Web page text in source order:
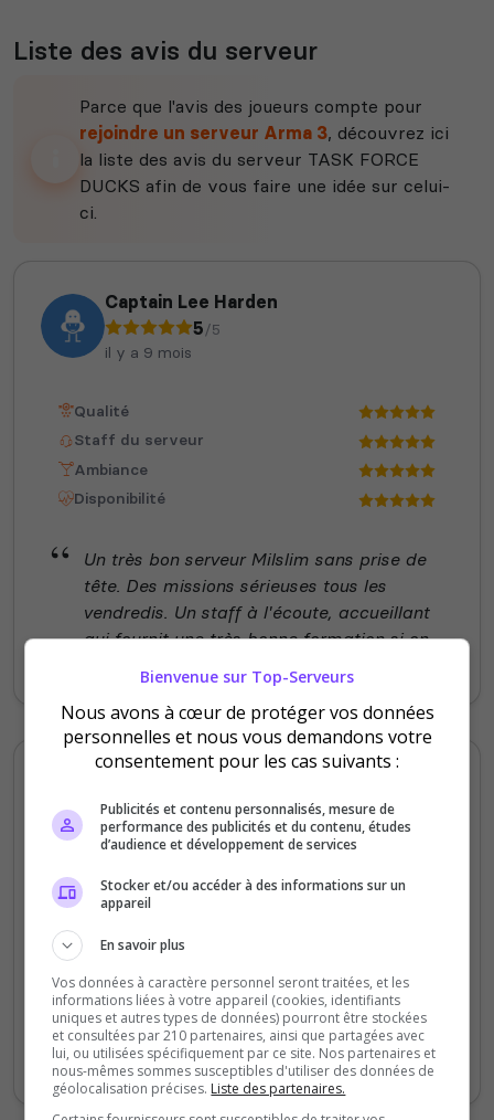
Liste des avis du serveur
Parce que l'avis des joueurs compte pour
rejoindre un serveur Arma 3, découvrez ici
la liste des avis du serveur TASK FORCE
DUCKS afin de vous faire une idée sur celui-
ci.
Captain Lee Harden
5/5
il y a 9 mois
Qualité
Staff du serveur
Ambiance
Disponibilité
Un très bon serveur Milslim sans prise de
tête. Des missions sérieuses tous les
vendredis. Un staff à l'écoute, accueillant
qui fournit une très bonne formation si on
ne s'y connait pas.
3/5
il y a 11 mois
Qualité
Ambiance
Disponibilité
Super serveur pour jouer en milsim
"arcade", merci pour votre organisation !
Bienvenue sur Top-Serveurs
Nous avons à cœur de protéger vos données
personnelles et nous vous demandons votre
consentement pour les cas suivants :
Publicités et contenu personnalisés, mesure de
performance des publicités et du contenu, études
d’audience et développement de services
Stocker et/ou accéder à des informations sur un
appareil
En savoir plus
Vos données à caractère personnel seront traitées, et les
informations liées à votre appareil (cookies, identifiants
uniques et autres types de données) pourront être stockées
et consultées par 210 partenaires, ainsi que partagées avec
lui, ou utilisées spécifiquement par ce site. Nos partenaires et
nous-mêmes sommes susceptibles d'utiliser des données de
géolocalisation précises. Liste des partenaires.